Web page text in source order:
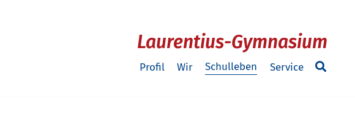
Laurentius-Gymnasium
Profil Wir Schulleben Service